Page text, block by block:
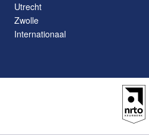
Utrecht
Zwolle
Internationaal